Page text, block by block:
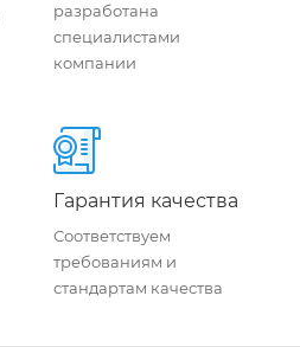
разработана
специалистами
компании
Гарантия качества
Соответствуем
требованиям и
стандартам качества